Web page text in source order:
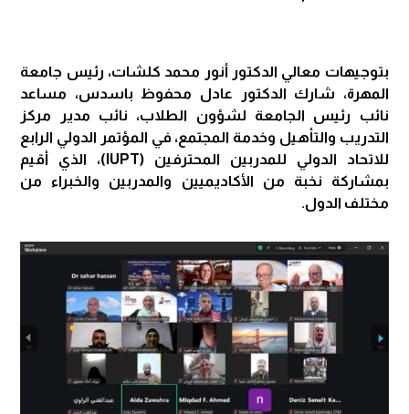
بتوجيهات معالي الدكتور أنور محمد كلشات، رئيس جامعة
المهرة، شارك الدكتور عادل محفوظ باسدس، مساعد
نائب رئيس الجامعة لشؤون الطلاب، نائب مدير مركز
التدريب والتأهيل وخدمة المجتمع، في المؤتمر الدولي الرابع
للاتحاد الدولي للمدربين المحترفين (IUPT)، الذي أقيم
بمشاركة نخبة من الأكاديميين والمدربين والخبراء من
مختلف الدول.